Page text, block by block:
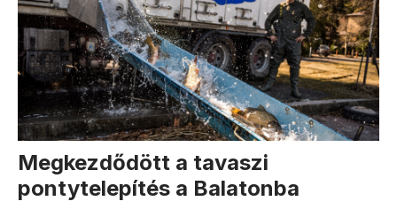
Megkezdődött a tavaszi
pontytelepítés a Balatonba